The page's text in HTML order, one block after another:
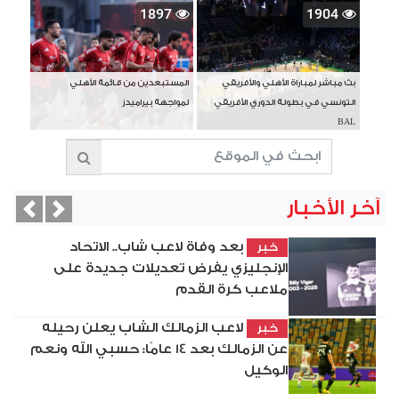
1904
بث مباشر لمباراة الأهلي والأفريقي
التونسي في بطولة الدوري الأفريقي
BAL
1897
المستبعدين من قائمة الأهلي
لمواجهة بيراميدز
آخر الأخبار
خبر
بعد وفاة لاعب شاب.. الاتحاد
الإنجليزي يفرض تعديلات جديدة على
ملاعب كرة القدم
خبر
لاعب الزمالك الشاب يعلن رحيله
عن الزمالك بعد 14 عامًا: حسبي الله ونعم
الوكيل
Next